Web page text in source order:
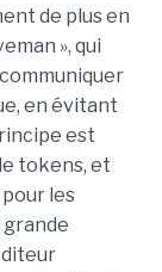
de plus en
», qui
en évitant
est
tokens, et
les